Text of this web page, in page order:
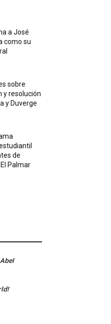
a José
como su
sobre
y resolución
y Duverge
de
Palmar